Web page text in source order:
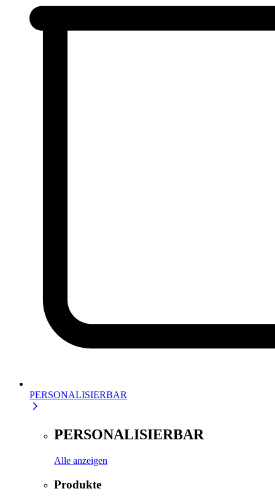
PERSONALISIERBAR
PERSONALISIERBAR
Alle anzeigen
Produkte